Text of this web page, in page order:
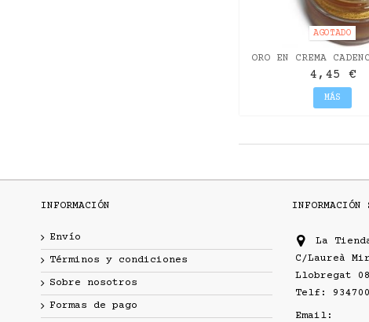
AGOTADO
ORO EN CREMA
ANTIGUO
4,45 €
MÁS
INFORMACIÓN
Envío
Términos y condiciones
Sobre nosotros
Formas de pago
La
C/Laureà
Llobregat
Telf:
Email: